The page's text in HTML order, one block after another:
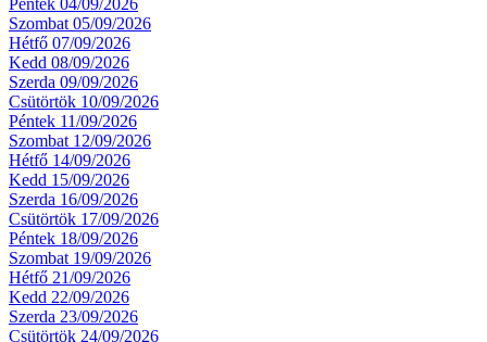
Szombat 05/09/2026
Hétfő 07/09/2026
Kedd 08/09/2026
Szerda 09/09/2026
Csütörtök 10/09/2026
Péntek 11/09/2026
Szombat 12/09/2026
Hétfő 14/09/2026
Kedd 15/09/2026
Szerda 16/09/2026
Csütörtök 17/09/2026
Péntek 18/09/2026
Szombat 19/09/2026
Hétfő 21/09/2026
Kedd 22/09/2026
Szerda 23/09/2026
Csütörtök 24/09/2026